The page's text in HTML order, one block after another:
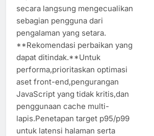
secara langsung mengecualikan
sebagian pengguna dari
pengalaman yang setara.
**Rekomendasi perbaikan yang
dapat ditindak.**Untuk
performa,prioritaskan optimasi
aset front-end,pengurangan
JavaScript yang tidak kritis,dan
penggunaan cache multi-
lapis.Penetapan target p95/p99
untuk latensi halaman serta